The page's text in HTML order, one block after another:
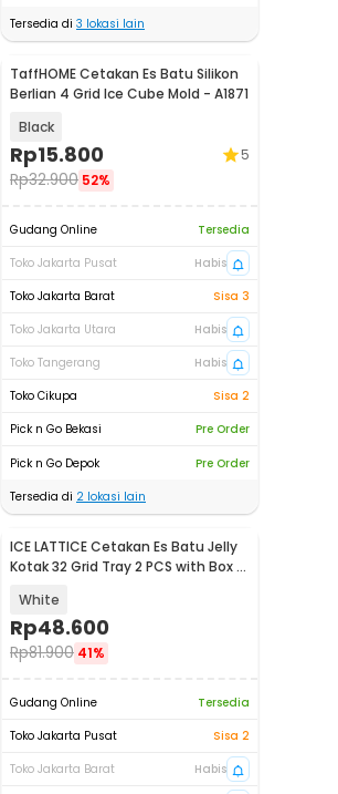
Tersedia di 3 lokasi lain
TaffHOME Cetakan Es Batu Silikon
Berlian 4 Grid Ice Cube Mold - A1871
Black
Rp15.800
Rp32.900 52%
5
Gudang Online
Tersedia
Toko Jakarta Pusat
Habis
Toko Jakarta Barat
Sisa 3
Toko Jakarta Utara
Habis
Toko Tangerang
Habis
Toko Cikupa
Sisa 2
Pick n Go Bekasi
Pre Order
Pick n Go Depok
Pre Order
Tersedia di 2 lokasi lain
ICE LATTICE Cetakan Es Batu Jelly
Kotak 32 Grid Tray 2 PCS with Box -
White
Rp48.600
Rp81.900 41%
Gudang Online
Tersedia
Toko Jakarta Pusat
Sisa 2
Toko Jakarta Barat
Habis